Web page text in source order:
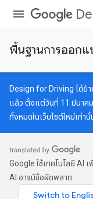
พื้นฐานการออก
Design for Driving ได้ย้
แล้ว ตั้งแต่วันที่ 11 มีนาค
ทั้งหมดในเว็บไซต์ใหม่เท่านั้
Google ใช้เทคโนโลยี AI
AI อาจมีข้อผิดพลาด